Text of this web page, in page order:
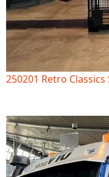
250201 Retro